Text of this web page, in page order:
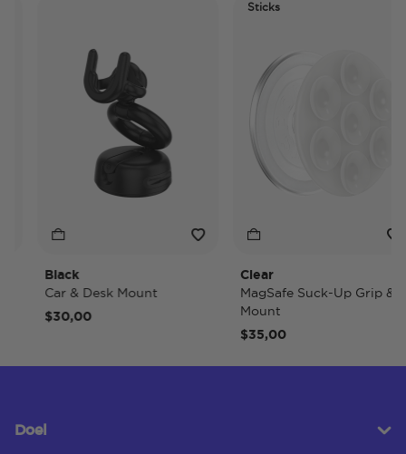
Black
Car & Desk Mount
$30,00
Sticks
Clear
MagSafe Suck-Up Grip &
Mount
$35,00
Doel